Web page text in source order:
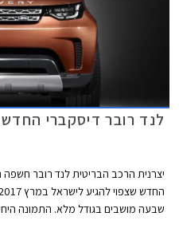
לנד רובר דיסקברי
יצרנית הרכב הבריטית לנד רובר
שבעה מושבים בגודל מלא. התמונה